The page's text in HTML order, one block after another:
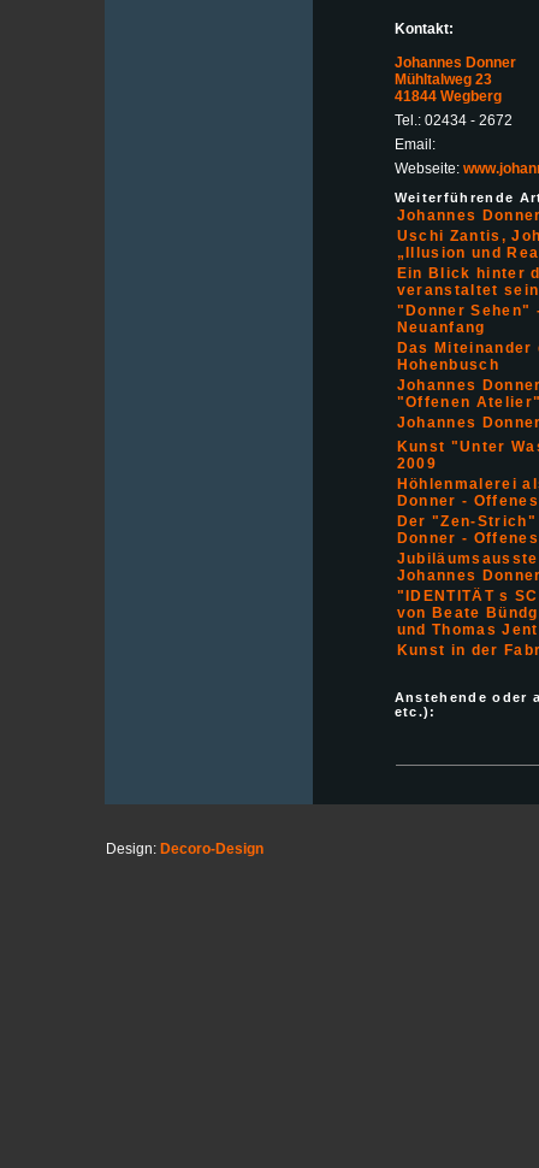
Kontakt:
Johannes Donner
Mühltalweg 23
41844 Wegberg
Tel.: 02434 - 2672
Email:
Webseite:
Weiterführende
Johannes
Uschi Zantis,
„Illusion und
Ein Blick hinter
veranstaltet
"Donner Sehen"
Neuanfang
Das
Hohenbusch
Johannes
"Offenen
Johannes
Kunst "Unter
2009
Höhlenmalerei
Donner -
Der "Zen-
Donner -
Johannes
"IDENTITÄT s
von Beate
und Thomas
Kunst in der
Anstehende
etc.):
Design: Decoro-Design